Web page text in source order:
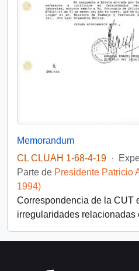
Memorandum
CL CLUAH 1-68-4-19 ·
Parte de Presidente Patricio
1994)
Correspondencia de la CUT
irregularidades relacionadas